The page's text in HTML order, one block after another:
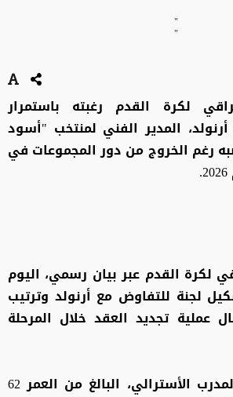
"
"
لكرة القدم رغبته باستمرار
المدير الفني لمنتخب "أسود
رغم الخروج من دور المجموعات في
لكرة القدم عبر بيان رسمي، اليوم
لجنة للتفاوض مع أرنولد وترتيب
عملية تجديد العقد خلال المرحلة
وقد انتهى عقد المدرب الأسترالي، البالغ من العمر 62